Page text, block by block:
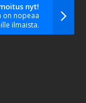
nyt!
on nopeaa
ilmaista.